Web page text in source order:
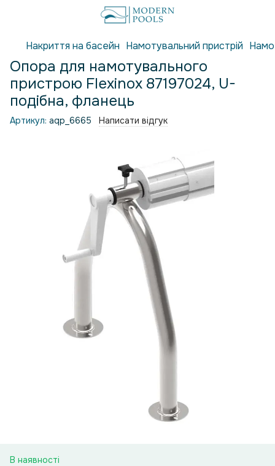
Накриття на басейн Намотувальний пристрій
Опора для намотувального
пристрою Flexinox 87197024, U-
подібна, фланець
Артикул: aqp_6665 Написати відгук
В наявності